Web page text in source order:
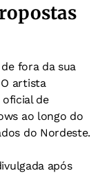
fora da sua
artista
de
ao longo do
do Nordeste.
após